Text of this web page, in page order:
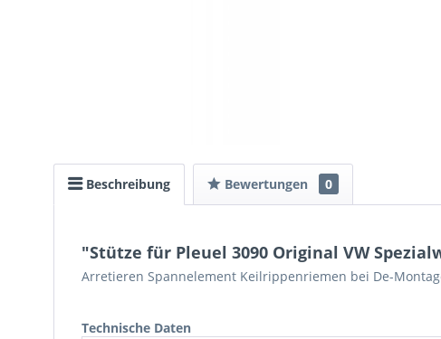
Beschreibung Bewertungen 0
"Stütze für Pleuel 3090 Original VW
Arretieren Spannelement Keilrippenriemen bei De-
Technische Daten